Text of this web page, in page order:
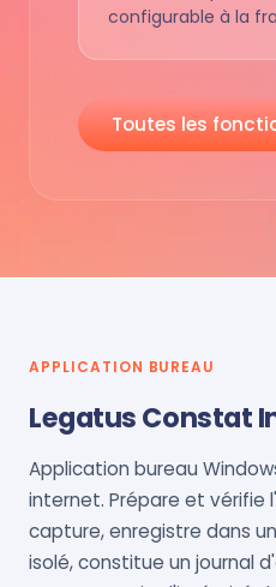
configurable à la
Toutes les
APPLICATION BUREAU
Legatus Constat
Application bureau
internet. Prépare et vérifie
capture, enregistre dans
isolé, constitue un journal